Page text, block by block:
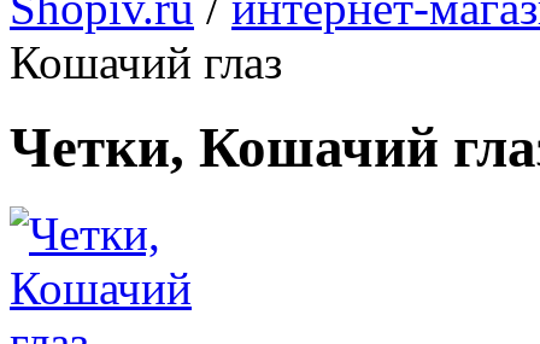
Кошачий глаз
Четки, Кошачий